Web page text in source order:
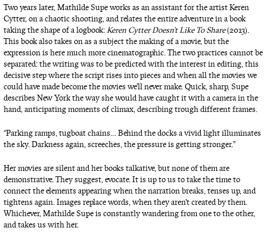
Two years later, Mathilde Supe works as an assistant for the artist Keren
Cytter, on a chaotic shooting, and relates the entire adventure in a book
taking the shape of a logbook:Keren Cytter Doesn’t Like To Share(2013).
This book also takes on as a subject the making of a movie, but the
expression is here much more cinematographic. The two practices cannot be
separated: the writing was to be predicted with the interest in editing, this
decisive step where the script rises into pieces and when all the movies we
could have made become the movies we’ll never make. Quick, sharp, Supe
describes New York the way she would have caught it with a camera in the
hand, anticipating moments of climax, describing trough different frames.
“Parking ramps, tugboat chains… Behind the docks a vivid light illuminates
the sky. Darkness again, screeches, the pressure is getting stronger.”
Her movies are silent and her books talkative, but none of them are
demonstrative. They suggest, evocate. It is up to us to take the time to
connect the elements appearing when the narration breaks, tenses up, and
tightens again. Images replace words, when they aren’t created by them.
Whichever, Mathilde Supe is constantly wandering from one to the other,
and takes us with her.